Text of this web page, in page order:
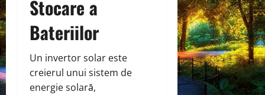
Stocare a
Bateriilor
Un invertor solar este
creierul unui sistem de
energie solară,